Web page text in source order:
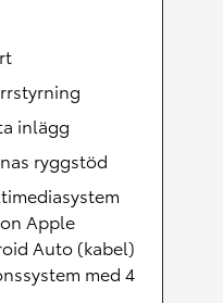
inlägg
ryggstöd
Apple
Auto (kabel)
med 4